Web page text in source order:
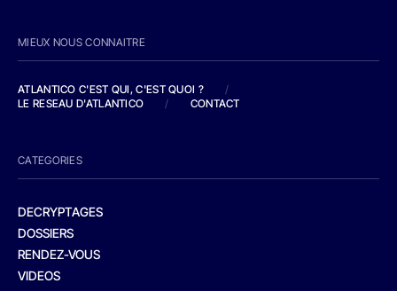
MIEUX NOUS CONNAITRE
ATLANTICO C'EST QUI, C'EST QUOI ?
/
LE RESEAU D'ATLANTICO
/ CONTACT
CATEGORIES
DECRYPTAGES
DOSSIERS
RENDEZ-VOUS
VIDEOS